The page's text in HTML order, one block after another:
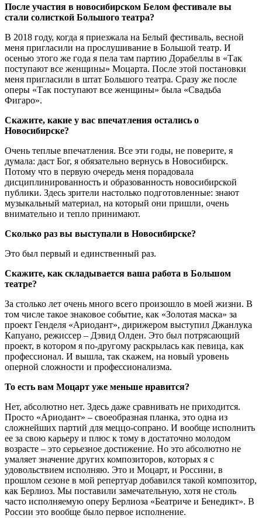
После участия в новосибирском Белом фестивале вы
стали солисткой Большого театра?
В 2018 году, когда я приезжала на Белый фестиваль, весной
меня пригласили на прослушивание в Большой театр. И
осенью этого же года я пела там партию Дорабеллы в «Так
поступают все женщины» Моцарта. После этой постановки
меня пригласили в штат Большого театра. Сразу же после
оперы «Так поступают все женщины» была «Свадьба
Фигаро».
Скажите, какие у вас впечатления остались о
Новосибирске?
Очень теплые впечатления. Все эти годы, не поверите, я
думала: даст Бог, я обязательно вернусь в Новосибирск.
Потому что в первую очередь меня порадовала
дисциплинированность и образованность новосибирской
публики. Здесь зрители настолько подготовленные: знают
музыкальный материал, на который они пришли, очень
внимательно и тепло принимают.
Сколько раз вы выступали в Новосибирске?
Это был первый и единственный раз.
Скажите, как складывается ваша работа в Большом
театре?
За столько лет очень много всего произошло в моей жизни. В
том числе такое знаковое событие, как «Золотая маска» за
проект Генделя «Ариодант», дирижером выступил Джанлука
Капуано, режиссер – Дэвид Олден. Это был потрясающий
проект, в котором я по-другому раскрылась как певица, как
профессионал. И вышла, так скажем, на новый уровень
оперной сложности и профессионализма.
То есть вам Моцарт уже меньше нравится?
Нет, абсолютно нет. Здесь даже сравнивать не приходится.
Просто «Ариодант» – своеобразная планка, это одна из
сложнейших партий для меццо-сопрано. И вообще исполнить
ее за свою карьеру и плюс к тому в достаточно молодом
возрасте – это серьезное достижение. Но это абсолютно не
умаляет значение других композиторов, которых я с
удовольствием исполняю. Это и Моцарт, и Россини, в
прошлом сезоне в мой репертуар добавился такой композитор,
как Берлиоз. Мы поставили замечательную, хотя не столь
часто исполняемую оперу Берлиоза «Беатриче и Бенедикт». В
России это вообще было первое исполнение.